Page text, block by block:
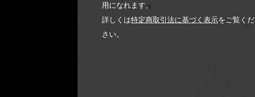
用になれます。
詳しくは特定商取引法に基づく表示をご覧くだ
さい。